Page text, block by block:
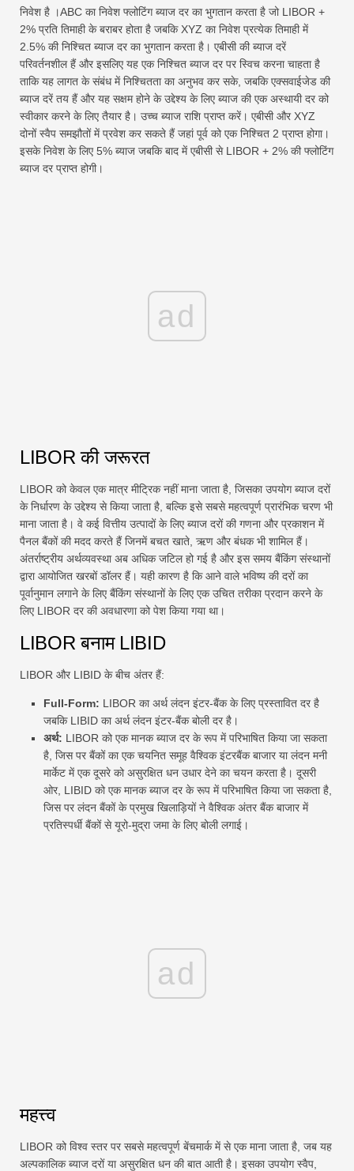
निवेश है ।ABC का निवेश फ्लोटिंग ब्याज दर का भुगतान करता है जो LIBOR +
2% प्रति तिमाही के बराबर होता है जबकि XYZ का निवेश प्रत्येक तिमाही में
2.5% की निश्चित ब्याज दर का भुगतान करता है। एबीसी की ब्याज दरें
परिवर्तनशील हैं और इसलिए यह एक निश्चित ब्याज दर पर स्विच करना चाहता है
ताकि यह लागत के संबंध में निश्चितता का अनुभव कर सके, जबकि एक्सवाईजेड की
ब्याज दरें तय हैं और यह सक्षम होने के उद्देश्य के लिए ब्याज की एक अस्थायी दर को
स्वीकार करने के लिए तैयार है। उच्च ब्याज राशि प्राप्त करें। एबीसी और XYZ
दोनों स्वैप समझौतों में प्रवेश कर सकते हैं जहां पूर्व को एक निश्चित 2 प्राप्त होगा।
इसके निवेश के लिए 5% ब्याज जबकि बाद में एबीसी से LIBOR + 2% की फ्लोटिंग
ब्याज दर प्राप्त होगी।
ad
LIBOR की जरूरत
LIBOR को केवल एक मात्र मीट्रिक नहीं माना जाता है, जिसका उपयोग ब्याज दरों
के निर्धारण के उद्देश्य से किया जाता है, बल्कि इसे सबसे महत्वपूर्ण प्रारंभिक चरण भी
माना जाता है। वे कई वित्तीय उत्पादों के लिए ब्याज दरों की गणना और प्रकाशन में
पैनल बैंकों की मदद करते हैं जिनमें बचत खाते, ऋण और बंधक भी शामिल हैं।
अंतर्राष्ट्रीय अर्थव्यवस्था अब अधिक जटिल हो गई है और इस समय बैंकिंग संस्थानों
द्वारा आयोजित खरबों डॉलर हैं। यही कारण है कि आने वाले भविष्य की दरों का
पूर्वानुमान लगाने के लिए बैंकिंग संस्थानों के लिए एक उचित तरीका प्रदान करने के
लिए LIBOR दर की अवधारणा को पेश किया गया था।
LIBOR बनाम LIBID
LIBOR और LIBID के बीच अंतर हैं:
Full-Form: LIBOR का अर्थ लंदन इंटर-बैंक के लिए प्रस्तावित दर है
जबकि LIBID का अर्थ लंदन इंटर-बैंक बोली दर है।
अर्थ: LIBOR को एक मानक ब्याज दर के रूप में परिभाषित किया जा सकता
है, जिस पर बैंकों का एक चयनित समूह वैश्विक इंटरबैंक बाजार या लंदन मनी
मार्केट में एक दूसरे को असुरक्षित धन उधार देने का चयन करता है। दूसरी
ओर, LIBID को एक मानक ब्याज दर के रूप में परिभाषित किया जा सकता है,
जिस पर लंदन बैंकों के प्रमुख खिलाड़ियों ने वैश्विक अंतर बैंक बाजार में
प्रतिस्पर्धी बैंकों से यूरो-मुद्रा जमा के लिए बोली लगाई।
ad
महत्त्व
LIBOR को विश्व स्तर पर सबसे महत्वपूर्ण बेंचमार्क में से एक माना जाता है, जब यह
अल्पकालिक ब्याज दरों या असुरक्षित धन की बात आती है। इसका उपयोग स्वैप,